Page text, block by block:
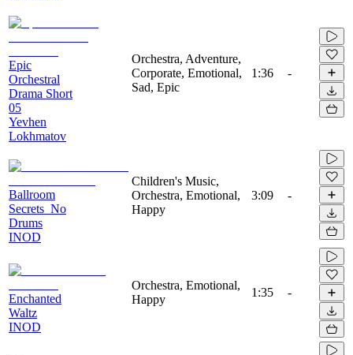
Epic
Orchestral
Drama Short
05
Yevhen
Lokhmatov
Orchestra, Adventure,
Corporate, Emotional,
Sad, Epic
1:36 -
Ballroom
Secrets_No
Drums
INOD
Children's Music,
Orchestra, Emotional,
Happy
3:09 -
Enchanted
Waltz
INOD
Orchestra, Emotional,
Happy
1:35 -